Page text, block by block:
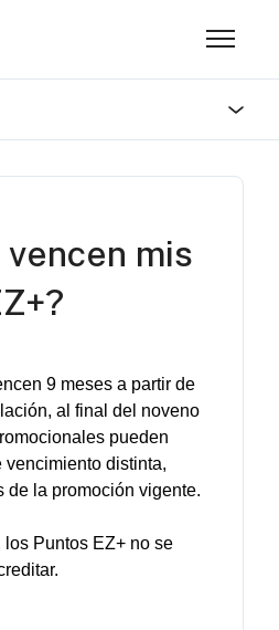
Abrir/
vencen mis
9 meses a partir de
, al final del noveno
pueden
vencimiento distinta,
de la promoción vigente.
los
.